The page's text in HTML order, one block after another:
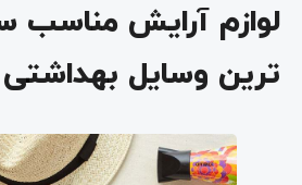
لوازم آرایش مناسب
ترین وسایل بهداشتی